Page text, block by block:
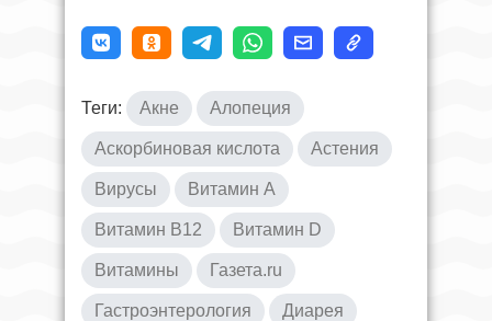
Теги: Акне Алопеция
Аскорбиновая кислота Астения
Вирусы Витамин A
Витамин B12 Витамин D
Витамины Газета.ru
Гастроэнтерология Диарея